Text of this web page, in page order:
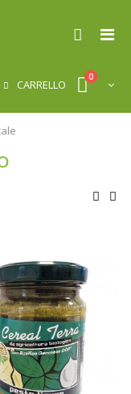
CARRELLO
0